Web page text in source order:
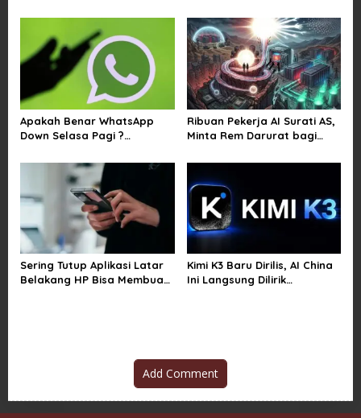
n
Apakah Benar WhatsApp
Down Selasa Pagi ?
Gambar dan Video di
Sejumlah Wilayah
Ribuan Pekerja AI Surati AS,
Minta Rem Darurat bagi
Sering Tutup Aplikasi Latar
Belakang HP Bisa Membuat
Kimi K3 Baru Dirilis, AI China
Ini Langsung Dilirik
Add Comment